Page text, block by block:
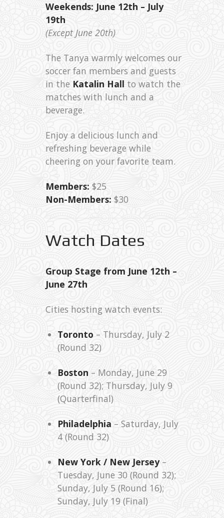
Weekends: June 12th – July
19th
(Except June 20th)
The Tanya warmly welcomes our
soccer fan members and guests
in the Katalin Hall to watch the
matches with lunch and a
beverage.
Enjoy a delicious lunch and
refreshing beverage while
cheering on your favorite team.
Members: $25
Non-Members: $30
Watch Dates
Group Stage from June 12th –
June 27th
Cities hosting watch events:
Toronto – Thursday, July 2
(Round 32)
Boston – Monday, June 29
(Round 32); Thursday, July 9
(Quarterfinal)
Philadelphia – Saturday, July
4 (Round 32)
New York / New Jersey–
Tuesday, June 30 (Round 32);
Sunday, July 5 (Round 16);
Sunday, July 19 (Final)